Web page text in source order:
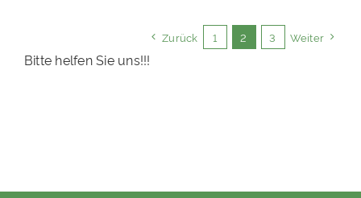
Zurück 1 2 3 Weiter
Bitte helfen Sie uns!!!